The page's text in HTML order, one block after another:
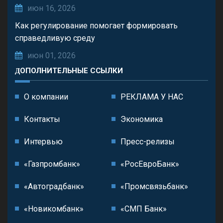
июн 16, 2026
Как регулирование помогает формировать
справедливую среду
июн 01, 2026
ДОПОЛНИТЕЛЬНЫЕ ССЫЛКИ
О компании РЕКЛАМА У НАС
Контакты Экономика
Интервью Пресс-релизы
«Газпромбанк» «РосЕвроБанк»
«Автоградбанк» «Промсвязьбанк»
«Новикомбанк» «СМП Банк»